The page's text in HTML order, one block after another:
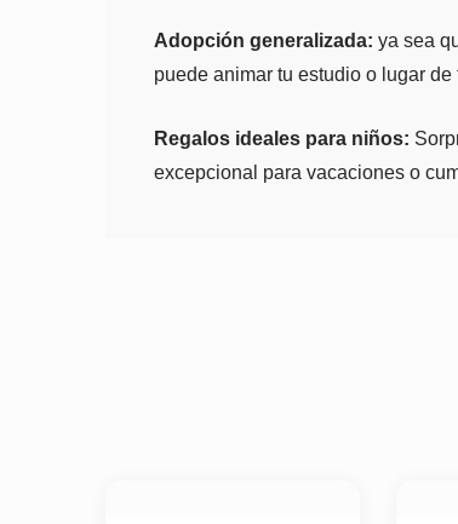
Adopción generalizada: ya sea
puede animar tu estudio o lugar
Regalos ideales para niños:
excepcional para vacaciones o